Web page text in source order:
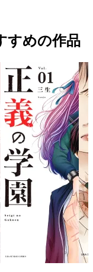
すめの作品